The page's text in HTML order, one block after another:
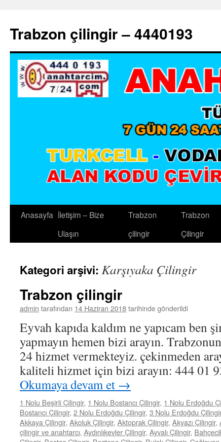
Trabzon çilingir – 4440193
İçeriğe
Anasayfa İletişim – Bize
Ulaşın
Trabzon
çilingir
Trabzon
Çilingir
Kategori arşivi: Karşıyaka Çilingir
Trabzon çilingir
admin tarafından 14 Haziran 2018tarihinde gönderildi
Eyvah kapıda kaldım ne yapıcam ben
yapmayın hemen bizi arayın.
24 hizmet vermekteyiz. çekinmeden
kaliteli hizmet için bizi arayın: 444 01
Okumaya devam et →
1 Nolu Beşirli Çilingir, 1 Nolu Bostancı Çilingir, 1 Nolu Erdoğdu
Bostancı Çilingir, 2 Nolu Erdoğdu Çilingir, 3 Nolu Erdoğdu Çilingir
Akkaya Çilingir, Akoluk Çilingir, Aktoprak Çilingir, Akyazı Çilingir,
çilingir ve anahtarcı, Aydınlıkevler Çilingir, Ayvalı Çilingir,